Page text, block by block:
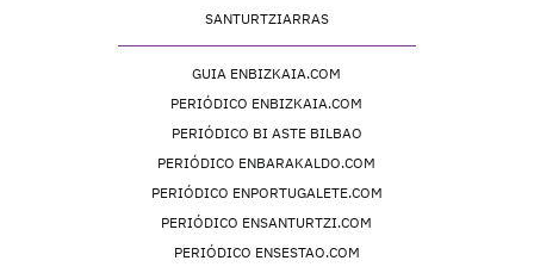
SANTURTZIARRAS
GUIA ENBIZKAIA.COM
PERIÓDICO ENBIZKAIA.COM
PERIÓDICO BI ASTE BILBAO
PERIÓDICO ENBARAKALDO.COM
PERIÓDICO ENPORTUGALETE.COM
PERIÓDICO ENSANTURTZI.COM
PERIÓDICO ENSESTAO.COM